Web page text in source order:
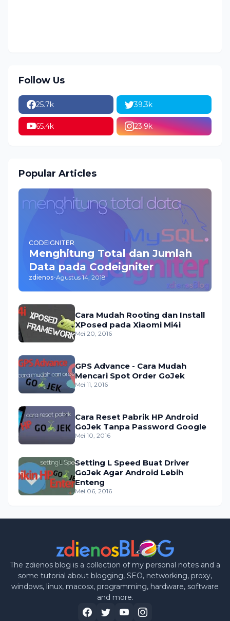
Follow Us
25.7k 39.3k
65.4k 23.9k
Popular Articles
CODEIGNITER
Menghitung Total dan Jumlah
Data pada Codeigniter
zdienos-Agustus 14, 2018
Cara Mudah Rooting dan Install
XPosed pada Xiaomi Mi4i
Mei 20, 2016
GPS Advance - Cara Mudah
Mencari Spot Order GoJek
Mei 11, 2016
Cara Reset Pabrik HP Android
GoJek Tanpa Password Google
Mei 10, 2016
Setting L Speed Buat Driver
GoJek Agar Android Lebih
Enteng
Mei 06, 2016
The zdienos blog is a collection of my personal notes and a
some tutorial about blogging, SEO, networking, proxy,
windows, linux, macosx, programming, hardware, software
and more.